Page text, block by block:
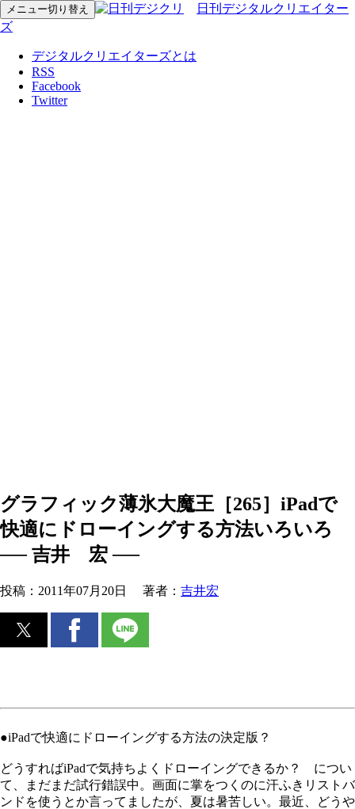
メニュー切り替え
日刊デジタルクリエイター
ズ
デジタルクリエイターズとは
RSS
Facebook
Twitter
グラフィック薄氷大魔王［265］iPadで
快適にドローイングする方法いろいろ
── 吉井 宏 ──
投稿： 2011年07月20日 著者： 吉井宏
●iPadで快適にドローイングする方法の決定版？
どうすればiPadで気持ちよくドローイングできるか？ につい
て、まだまだ試行錯誤中。画面に掌をつくのに汗ふきリストバ
ンドを使うとか言ってましたが、夏は暑苦しい。最近、どうや